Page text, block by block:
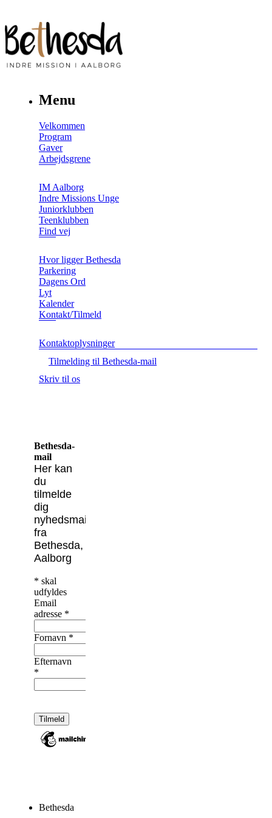
Menu
Velkommen
Program
Gaver
Arbejdsgrene
IM Aalborg
Indre Missions Unge
Juniorklubben
Teenklubben
Find vej
Hvor ligger Bethesda
Parkering
Dagens Ord
Lyt
Kalender
Kontakt/Tilmeld
Kontaktoplysninger
Tilmelding til Bethesda-mail
Skriv til os
Bethesda-
mail
Her kan
du
tilmelde
dig
nyhedsmail
fra
Bethesda,
Aalborg
* skal
udfyldes
Email
adresse *
Fornavn *
Efternavn
*
Bethesda